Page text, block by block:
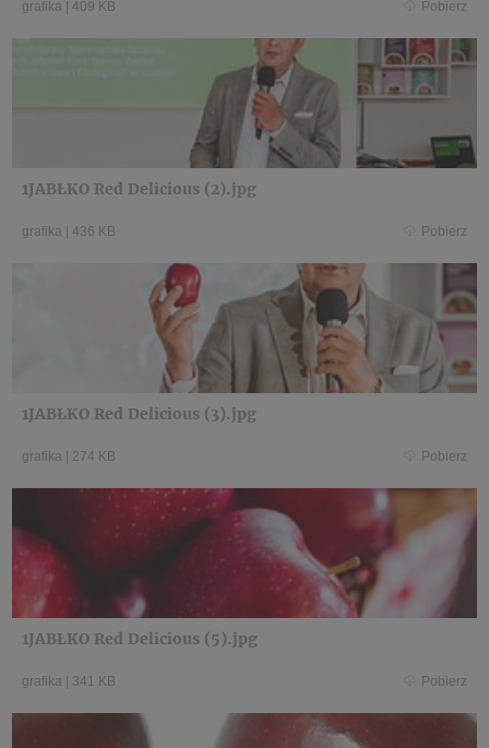
grafika 409 KB Pobierz
1JABŁKO Red Delicious (2).jpg
grafika 436 KB Pobierz
1JABŁKO Red Delicious (3).jpg
grafika 274 KB Pobierz
1JABŁKO Red Delicious (5).jpg
grafika 341 KB Pobierz